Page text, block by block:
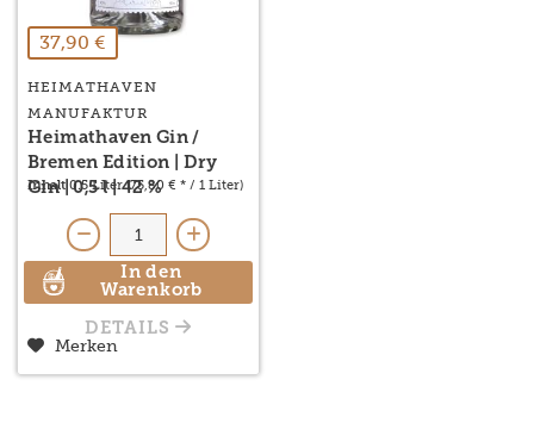
37,90 €
HEIMATHAVEN
MANUFAKTUR
Heimathaven Gin /
Bremen Edition | Dry
Gin | 0,5 l | 42 %
Inhalt 0.5 Liter(75,80 € * / 1 Liter)
In den
Warenkorb
DETAILS
Merken